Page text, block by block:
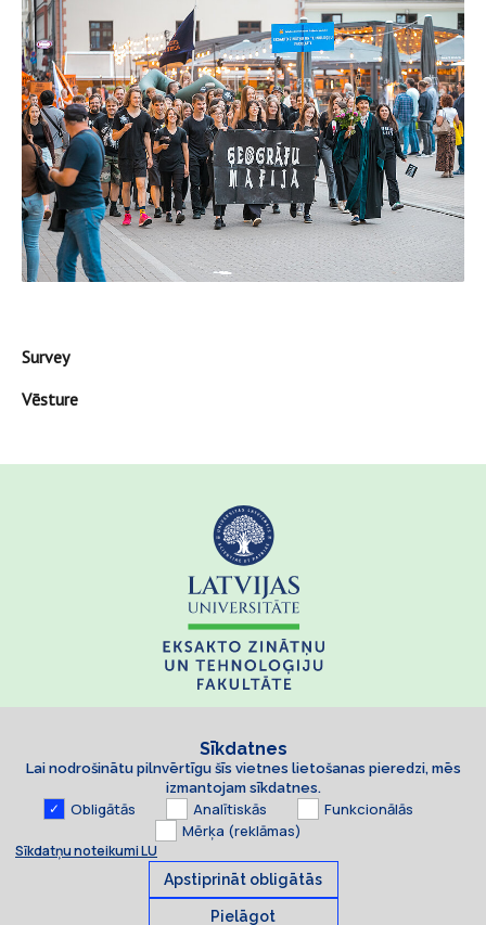
Survey
Vēsture
Sīkdatnes
Lai nodrošinātu pilnvērtīgu šīs vietnes lietošanas pieredzi, mēs
izmantojam sīkdatnes.
Obligātās Analītiskās
Funkcionālās
Mērķa (reklāmas)
Sīkdatņu noteikumi LU
Apstiprināt obligātās
Pielāgot